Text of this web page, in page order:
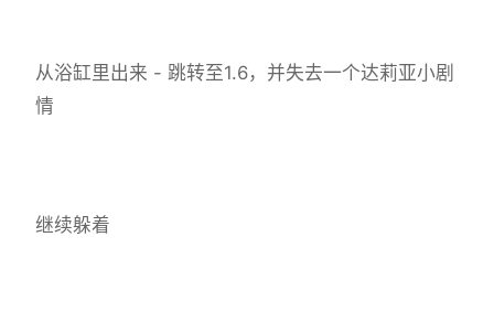
从浴缸里出来 - 跳转至1.6，并失去一个达莉亚小剧
情
继续躲着